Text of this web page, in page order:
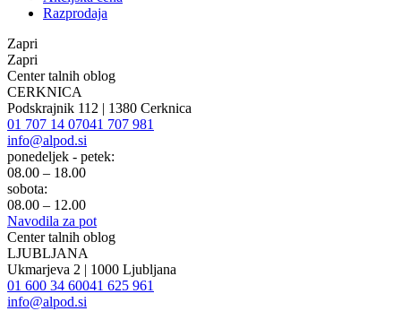
Razprodaja
Zapri
Zapri
Center talnih oblog
CERKNICA
Podskrajnik 112 | 1380 Cerknica
01 707 14 07041 707 981
info@alpod.si
ponedeljek - petek:
08.00 – 18.00
sobota:
08.00 – 12.00
Navodila za pot
Center talnih oblog
LJUBLJANA
Ukmarjeva 2 | 1000 Ljubljana
01 600 34 60041 625 961
info@alpod.si